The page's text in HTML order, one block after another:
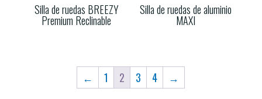
Silla de ruedas BREEZY
Premium Reclinable
Silla de ruedas de aluminio
MAXI
← 1 2 3 4 →